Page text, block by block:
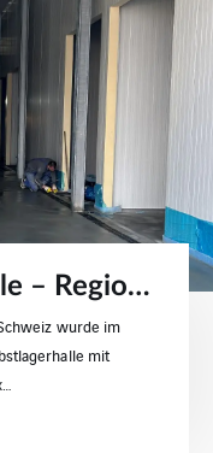
Neubau Obstlagerhalle – Region Bodensee (CH)
wurde im
mit